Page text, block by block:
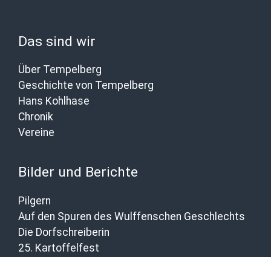
Das sind wir
Über Tempelberg
Geschichte von Tempelberg
Hans Kohlhase
Chronik
Vereine
Bilder und Berichte
Pilgern
Auf den Spuren des Wulffenschen Geschlechts
Die Dorfschreiberin
25. Kartoffelfest